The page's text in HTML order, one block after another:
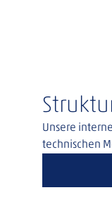
Unsere
technischen